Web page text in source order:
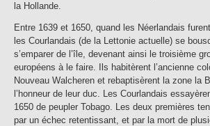
la Hollande.
Entre 1639 et 1650, quand les Néerlandais
les Courlandais (de la Lettonie actuelle) se
s’emparer de l’île, devenant ainsi le troisième
européens à le faire. Ils habitèrent l’ancienne
Nouveau Walcheren et rebaptisèrent la zone la
l’honneur de leur duc. Les Courlandais
1650 de peupler Tobago. Les deux premières
par un échec retentissant, et par la mort de